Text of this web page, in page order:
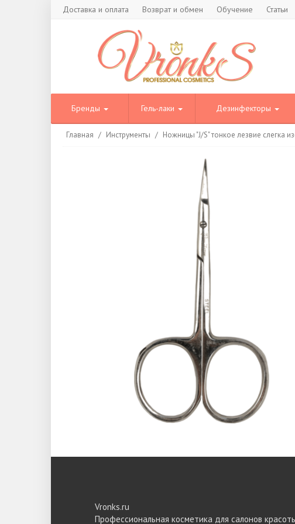
Доставка и оплата Возврат и обмен Обучение Статьи
Бренды Гель-лаки Дезинфекторы
Главная / Инструменты / Ножницы "J/S" тонкое лезвие слегка
Vronks.ru
Профессиональная косметика для салонов